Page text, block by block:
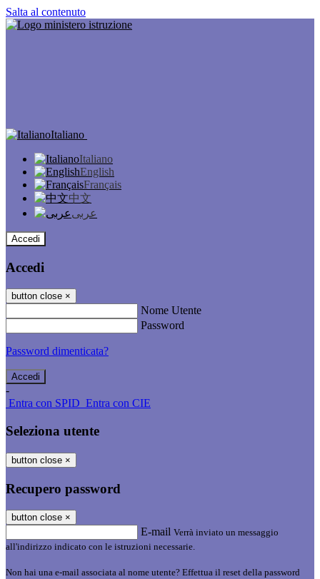
Salta al contenuto
Italiano
Italiano
English
Français
中文
عربى
Accedi
Accedi
button close ×
Nome Utente
Password
Password dimenticata?
-
Entra con SPID Entra con CIE
Seleziona utente
button close ×
Recupero password
button close ×
E-mail Verrà inviato un messaggio
all'indirizzo indicato con le istruzioni necessarie.
Non hai una e-mail associata al nome utente? Effettua il reset della password